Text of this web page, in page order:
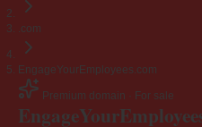
.com
EngageYourEmployees.com
Premium domain · For sale
EngageYour